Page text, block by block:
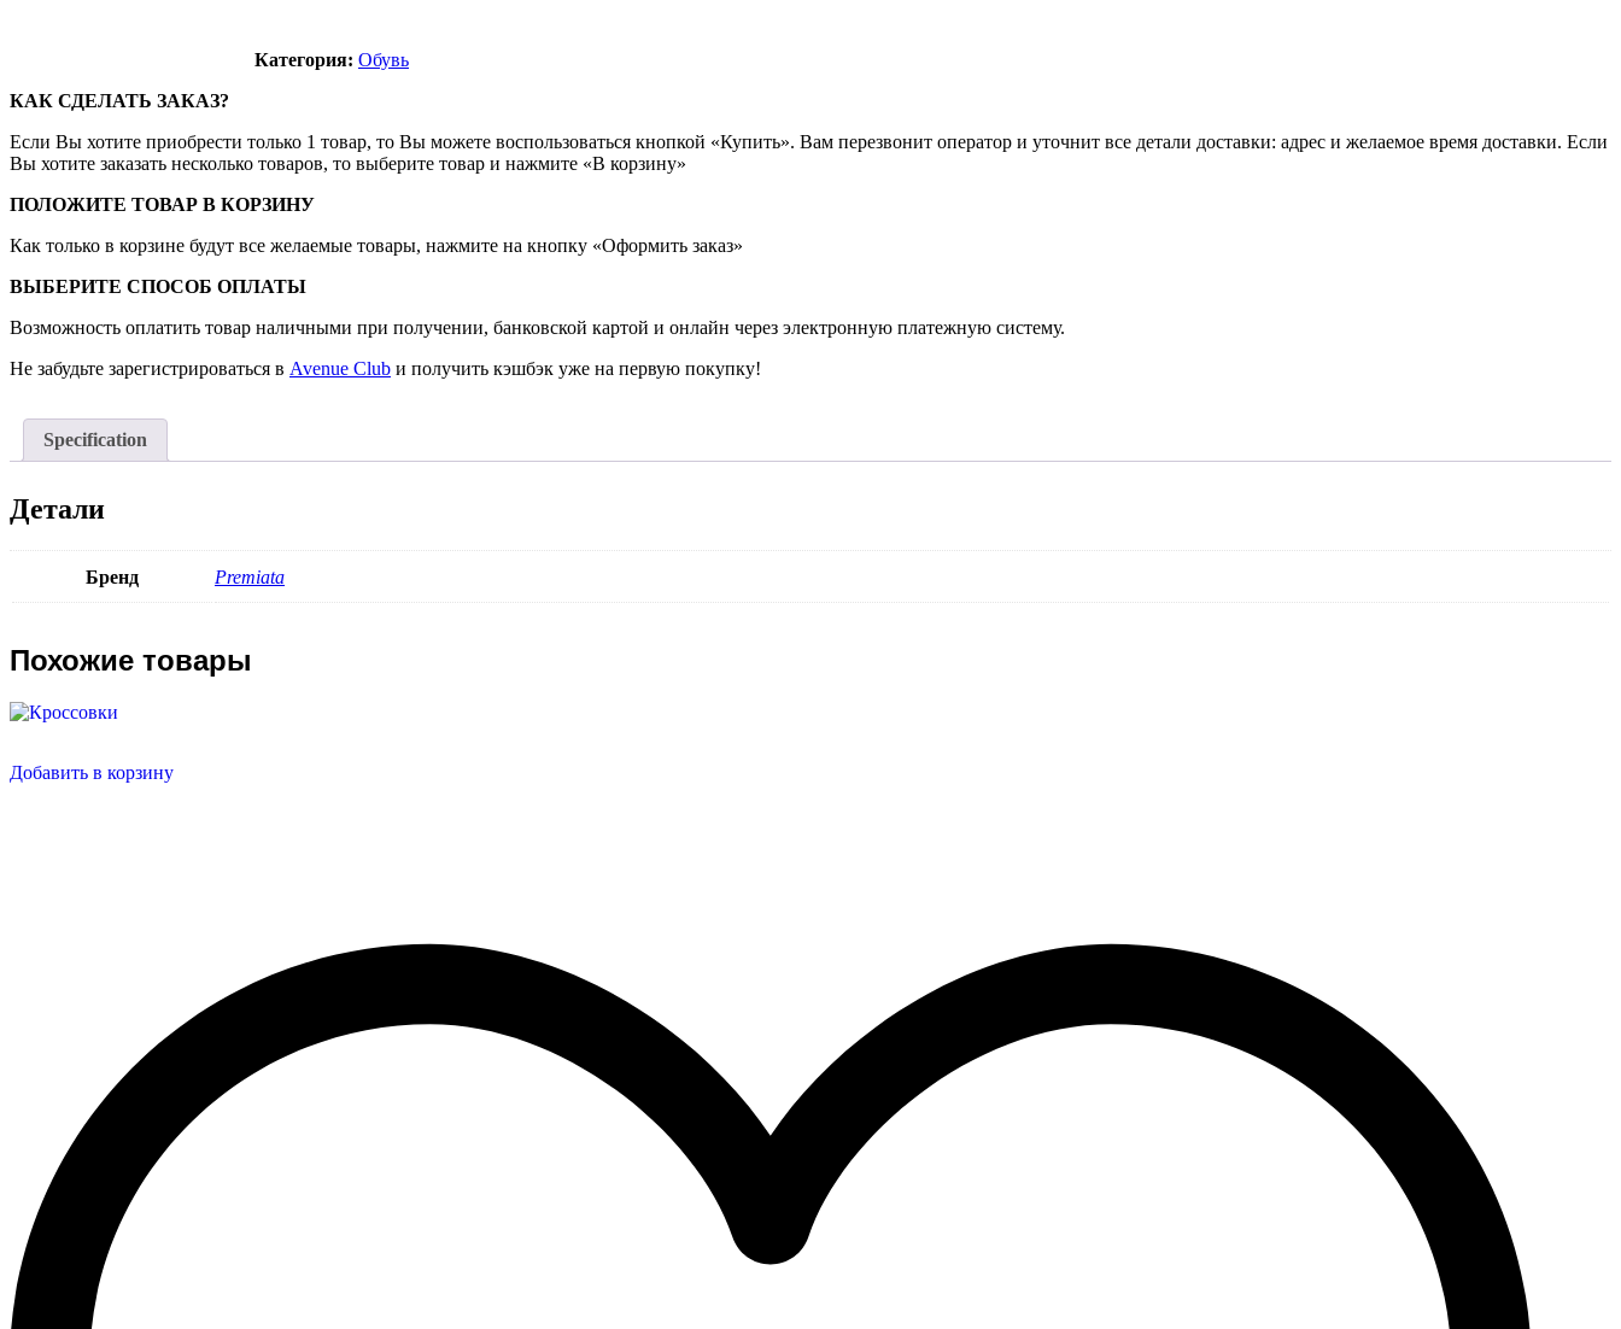
Категория: Обувь
КАК СДЕЛАТЬ ЗАКАЗ?
Если Вы хотите приобрести только 1 товар, то Вы можете воспользоваться кнопкой «Купить». Вам перезвонит оператор и уточнит все детали доставки: адрес и желаемое время доставки. Если
Вы хотите заказать несколько товаров, то выберите товар и нажмите «В корзину»
ПОЛОЖИТЕ ТОВАР В КОРЗИНУ
Как только в корзине будут все желаемые товары, нажмите на кнопку «Оформить заказ»
ВЫБЕРИТЕ СПОСОБ ОПЛАТЫ
Возможность оплатить товар наличными при получении, банковской картой и онлайн через электронную платежную систему.
Не забудьте зарегистрироваться в Avenue Club и получить кэшбэк уже на первую покупку!
Specification
Детали
Бренд Premiata
Похожие товары
Добавить в корзину